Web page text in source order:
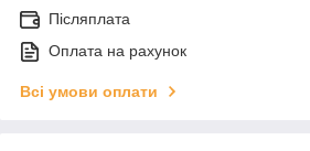
Післяплата
Оплата на рахунок
Всі умови оплати